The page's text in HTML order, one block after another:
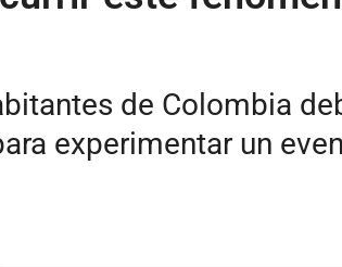
de Colombia
experimentar un